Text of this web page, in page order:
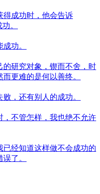
得成功时，他会告诉
。
功。
研究对象，锲而不舍，时
更难的是何以善终。
，还有别人的成功。
不管怎样，我也绝不允许
经知道这样做不会成功的
了。